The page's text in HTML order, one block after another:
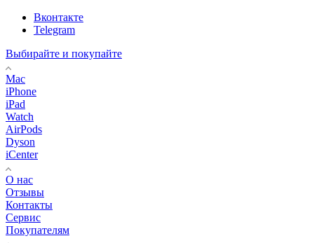
Вконтакте
Telegram
Выбирайте и покупайте
Mac
iPhone
iPad
Watch
AirPods
Dyson
iCenter
О нас
Отзывы
Контакты
Сервис
Покупателям